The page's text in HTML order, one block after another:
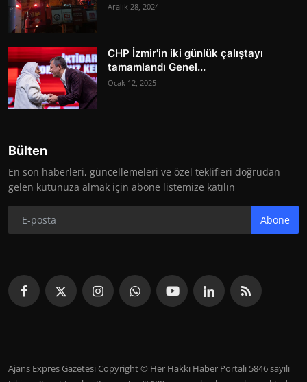
Aralık 28, 2024
CHP İzmir'in iki günlük çalıştayı
tamamlandı Genel...
Ocak 12, 2025
Bülten
En son haberleri, güncellemeleri ve özel teklifleri doğrudan
gelen kutunuza almak için abone listemize katılın
Abone
Ajans Expres Gazetesi Copyright © Her Hakkı Haber Portalı 5846 sayılı